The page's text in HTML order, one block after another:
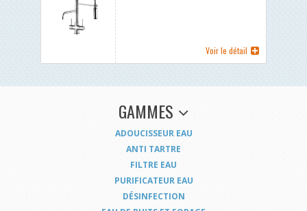
Voir le détail
GAMMES
ADOUCISSEUR EAU
ANTI TARTRE
FILTRE EAU
PURIFICATEUR EAU
DÉSINFECTION